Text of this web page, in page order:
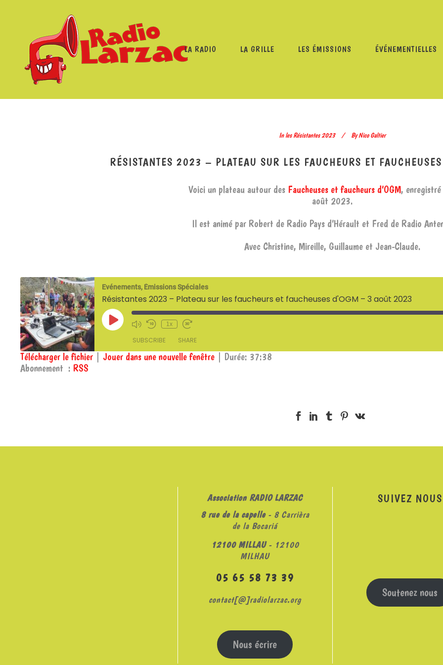
LA RADIO LA GRILLE LES ÉMISSIONS ÉVÉNEMENTIELLES
RADIO LARZAC
In les Résistantes 2023 By Nico Galtier
RÉSISTANTES 2023 – PLATEAU SUR LES FAUCHEURS ET
Voici un plateau autour des Faucheuses et faucheurs d’OGM,
août 2023.
Il est animé par Robert de Radio Pays d’Hérault et Fred de Radio
Avec Christine, Mireille, Guillaume et Jean-Claude.
Evénements, Émissions Spéciales
Résistantes 2023 – Plateau sur les faucheurs et faucheuses d'OGM – 3 août 2023
Play
Episode
1x
SUBSCRIBE SHARE
RSS
SHARE
Télécharger le fichier Jouer dans une nouvelle fenêtre
Durée: 37:38
Abonnement : RSS
Association RADIO LARZAC
8 rue de la capelle- 8 Carrièra
de la Bocariá
12100 MILLAU- 12100
MILHAU
05 65 58 73 39
contact[@]radiolarzac.org
Nous écrire
SUIVEZ NOUS
Soutenez nous